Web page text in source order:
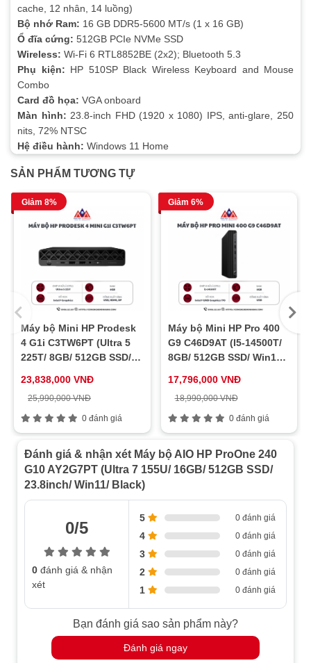
cache, 12 nhân, 14 luồng)
Bộ nhớ Ram: 16 GB DDR5-5600 MT/s (1 x 16 GB)
Ổ đĩa cứng: 512GB PCIe NVMe SSD
Wireless: Wi-Fi 6 RTL8852BE (2x2); Bluetooth 5.3
Phụ kiện: HP 510SP Black Wireless Keyboard and Mouse
Combo
Card đồ họa: VGA onboard
Màn hình: 23.8-inch FHD (1920 x 1080) IPS, anti-glare, 250
nits, 72% NTSC
Hệ điều hành: Windows 11 Home
SẢN PHẨM TƯƠNG TỰ
Giảm 8%
Máy bộ Mini HP Prodesk
4 G1i C3TW6PT (Ultra 5
225T/ 8GB/ 512GB SSD/
23,838,000 VNĐ
25,990,000 VNĐ
0 đánh giá
Giảm 6%
Máy bộ Mini HP Pro 400
G9 C46D9AT (I5-14500T/
8GB/ 512GB SSD/ Win11/
17,796,000 VNĐ
18,990,000 VNĐ
0 đánh giá
Đánh giá & nhận xét Máy bộ AIO HP ProOne 240
G10 AY2G7PT (Ultra 7 155U/ 16GB/ 512GB SSD/
23.8inch/ Win11/ Black)
0/5
0 đánh giá & nhận
xét
5 0 đánh giá
4 0 đánh giá
3 0 đánh giá
2 0 đánh giá
1 0 đánh giá
Bạn đánh giá sao sản phẩm này?
Đánh giá ngay